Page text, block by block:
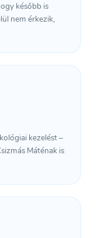
később is
nem érkezik,
kezelést –
Máténak is